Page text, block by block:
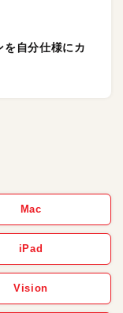
自分仕様にカ
Mac
iPad
Vision